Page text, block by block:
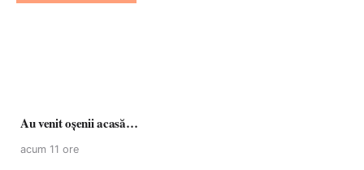
Au venit oșenii acasă…
acum 11 ore